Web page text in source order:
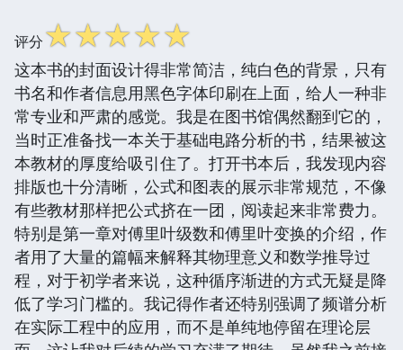
评分☆☆☆☆☆
这本书的封面设计得非常简洁，纯白色的背景，只有
书名和作者信息用黑色字体印刷在上面，给人一种非
常专业和严肃的感觉。我是在图书馆偶然翻到它的，
当时正准备找一本关于基础电路分析的书，结果被这
本教材的厚度给吸引住了。打开书本后，我发现内容
排版也十分清晰，公式和图表的展示非常规范，不像
有些教材那样把公式挤在一团，阅读起来非常费力。
特别是第一章对傅里叶级数和傅里叶变换的介绍，作
者用了大量的篇幅来解释其物理意义和数学推导过
程，对于初学者来说，这种循序渐进的方式无疑是降
低了学习门槛的。我记得作者还特别强调了频谱分析
在实际工程中的应用，而不是单纯地停留在理论层